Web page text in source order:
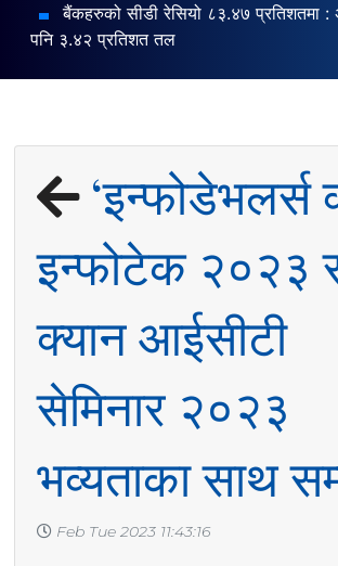
बैंकहरुको सीडी रेसियो ८३.४७ प्रतिशतमा :
पनि ३.४२ प्रतिशत तल
‘इन्फोडेभलर्स
इन्फोटेक २०२३
क्यान आईसीटी
सेमिनार २०२३
भव्यताका साथ
Feb Tue 2023 11:43:16